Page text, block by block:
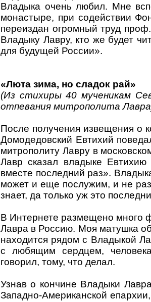
Владыка очень любил. Мне
монастыре, при содействии
переиздан огромный труд
Владыку Лавру, кто же будет
для будущей России».
«Люта зима, но сладок рай»
(Из стихиры 40 мученикам
отпевания митрополита
После получения извещения о
Домодедовский Евтихий
митрополиту Лавру в
Лавр сказал владыке
вместе последний раз».
может и еще послужим, и не
знает, да только уж это
В Интернете размещено много
Лавра в Россию. Моя матушка
находится рядом с Владыкой
с любящим сердцем,
говорил, тому, что делал.
Узнав о кончине Владыки
Западно-Американской